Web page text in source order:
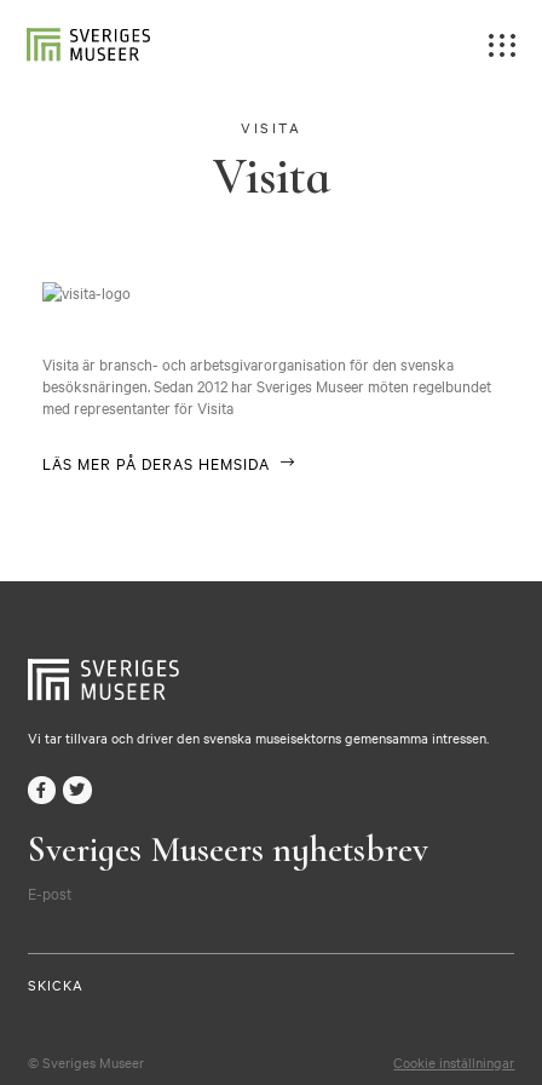
VISITA
Visita
Visita är bransch- och arbetsgivarorganisation för den svenska
besöksnäringen. Sedan 2012 har Sveriges Museer möten regelbundet
med representanter för Visita
LÄS MER PÅ DERAS HEMSIDA
Vi tar tillvara och driver den svenska museisektorns gemensamma intressen.
Sveriges Museers nyhetsbrev
E-post
© Sveriges Museer
Cookie inställningar